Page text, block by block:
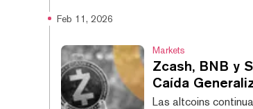
Feb 11, 2026
Markets
Zcash, BNB y
Caída
Las altcoins